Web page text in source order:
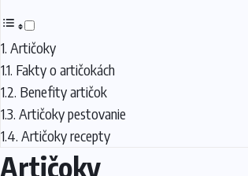
Artičoky
Fakty o artičokách
Benefity artičok
Artičoky pestovanie
Artičoky recepty
Artičoky